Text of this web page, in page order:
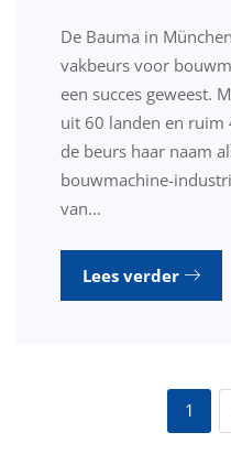
De Bauma in
vakbeurs voor
een succes geweest.
uit 60 landen en ruim
de beurs haar naam
bouwmachine-
van…
Lees verder
1